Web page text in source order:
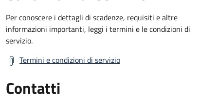
Per conoscere i dettagli di scadenze, requisiti e altre
informazioni importanti, leggi i termini e le condizioni di
servizio.
Termini e condizioni di servizio
Contatti